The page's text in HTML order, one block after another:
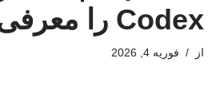
Codex را معرفی کرد
از فوریه 4, 2026